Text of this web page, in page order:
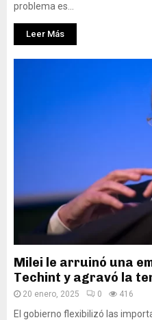
problema es...
Leer Más
Milei le arruinó una
Techint y agravó la
20 enero, 2025 0 416
El gobierno flexibilizó las